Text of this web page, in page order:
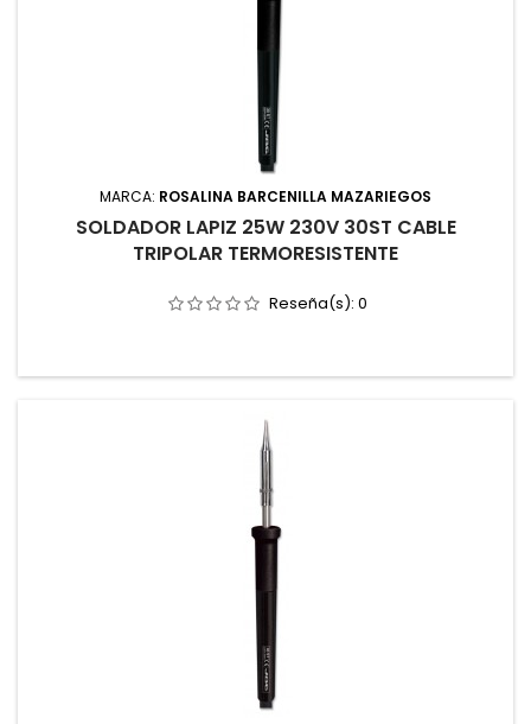
MARCA: ROSALINA BARCENILLA MAZARIEGOS
SOLDADOR LAPIZ 25W 230V 30ST CABLE
TRIPOLAR TERMORESISTENTE
Reseña(s): 0